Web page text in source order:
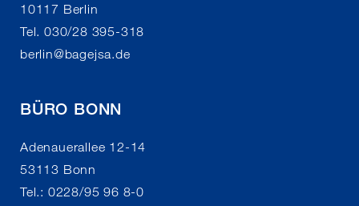
10117 Berlin
Tel. 030/28 395-318
berlin@bagejsa.de
BÜRO BONN
Adenauerallee 12-14
53113 Bonn
Tel.: 0228/95 96 8-0